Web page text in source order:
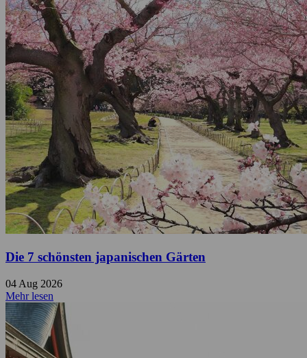
Die 7 schönsten japanischen Gärten
04 Aug 2026
Mehr lesen